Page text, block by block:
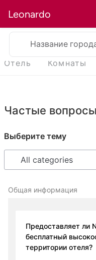
Leonardo
Название
Отель Комнаты
Частые
Выберите тему
Общая информация
Предоставляет ли
бесплатный
территории отеля?